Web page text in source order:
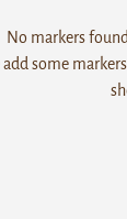
No markers
add some